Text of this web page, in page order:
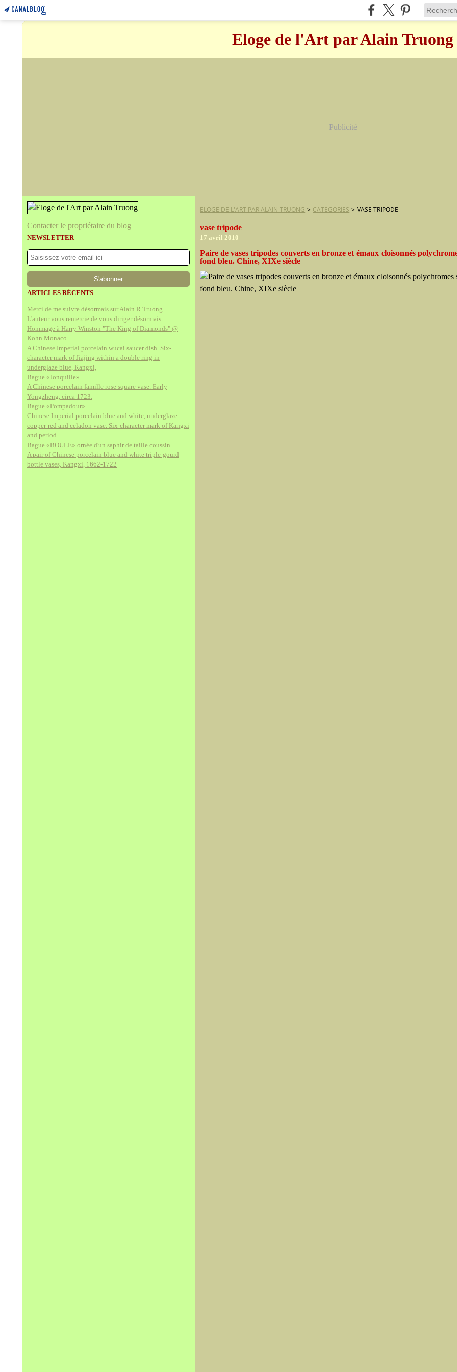
Eloge de l'Art par Alain Truong
Publicité
Contacter le propriétaire du blog
NEWSLETTER
ARTICLES RÉCENTS
Merci de me suivre désormais sur Alain.R.Truong
L'auteur vous remercie de vous diriger désormais
Hommage à Harry Winston "The King of Diamonds" @
Kohn Monaco
A Chinese Imperial porcelain wucai saucer dish. Six-
character mark of Jiajing within a double ring in
underglaze blue, Kangxi,
Bague «Jonquille»
A Chinese porcelain famille rose square vase. Early
Yongzheng, circa 1723.
Bague «Pompadour».
Chinese Imperial porcelain blue and white, underglaze
copper-red and celadon vase. Six-character mark of Kangxi
and period
Bague «BOULE» ornée d'un saphir de taille coussin
A pair of Chinese porcelain blue and white triple-gourd
bottle vases, Kangxi, 1662-1722
ELOGE DE L'ART PAR ALAIN TRUONG > CATEGORIES > VASE TRIPODE
vase tripode
17 avril 2010
Paire de vases tripodes couverts en bronze et émaux cloisonnés
fond bleu. Chine, XIXe siècle